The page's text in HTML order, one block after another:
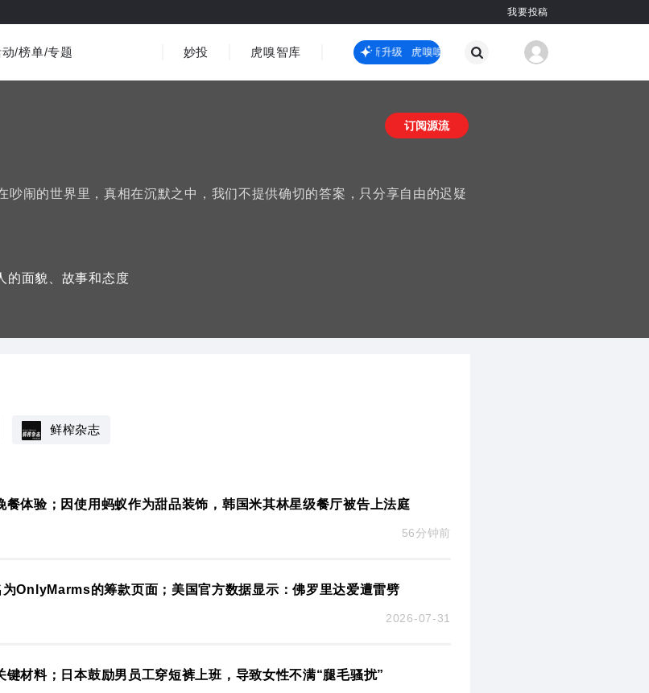
我要投稿
/榜单/专题 妙投 虎嗅智库虎嗅嗅全新升级 虎嗅嗅全新升级
订阅源流
吵闹的世界里，真相在沉默之中，我们不提供确切的答案，只分享自由的迟疑
的面貌、故事和态度
鲜榨杂志
体验；因使用蚂蚁作为甜品装饰，韩国米其林星级餐厅被告上法庭
56分钟前
OnlyMarms的筹款页面；美国官方数据显示：佛罗里达爱遭雷劈
2026-07-31
材料；日本鼓励男员工穿短裤上班，导致女性不满“腿毛骚扰”